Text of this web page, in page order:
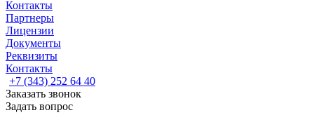
Контакты
Партнеры
Лицензии
Документы
Реквизиты
Контакты
+7 (343) 252 64 40
Заказать звонок
Задать вопрос